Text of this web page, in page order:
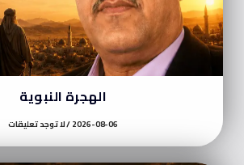
الهجرة النبوية
2026-08-06 لا توجد تعليقات